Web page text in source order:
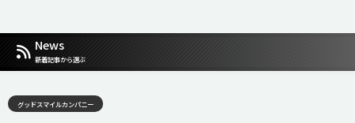
News
新着記事から選ぶ
グッドスマイルカンパニー